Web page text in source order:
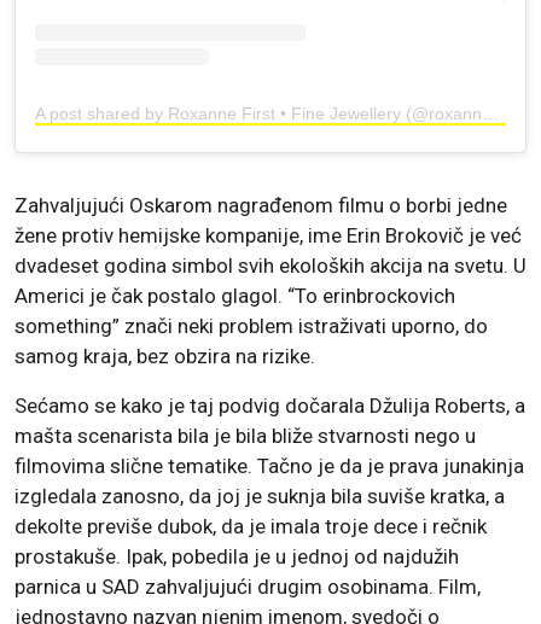
A post shared by Roxanne First • Fine Jewellery (@roxannefirst)
Zahvaljujući Oskarom nagrađenom filmu o borbi jedne
žene protiv hemijske kompanije, ime Erin Brokovič je već
dvadeset godina simbol svih ekoloških akcija na svetu. U
Americi je čak postalo glagol. “To erinbrockovich
something” znači neki problem istraživati uporno, do
samog kraja, bez obzira na rizike.
Sećamo se kako je taj podvig dočarala Džulija Roberts, a
mašta scenarista bila je bila bliže stvarnosti nego u
filmovima slične tematike. Tačno je da je prava junakinja
izgledala zanosno, da joj je suknja bila suviše kratka, a
dekolte previše dubok, da je imala troje dece i rečnik
prostakuše. Ipak, pobedila je u jednoj od najdužih
parnica u SAD zahvaljujući drugim osobinama. Film,
jednostavno nazvan njenim imenom, svedoči o